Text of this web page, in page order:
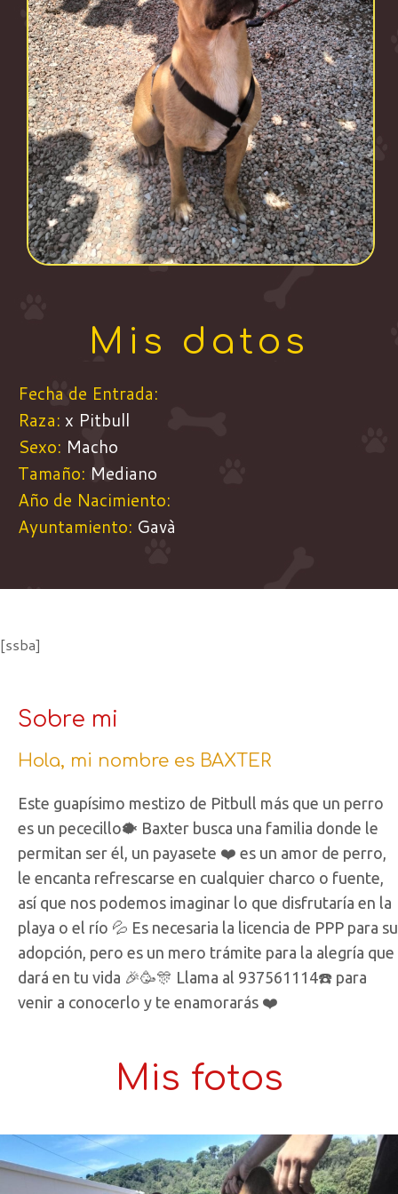
Mis datos
Fecha de Entrada:
Raza: x Pitbull
Sexo: Macho
Tamaño: Mediano
Año de Nacimiento:
Ayuntamiento: Gavà
[ssba]
Sobre mi
Hola, mi nombre es BAXTER
Este guapísimo mestizo de Pitbull más que un perro
es un pececillo🐡 Baxter busca una familia donde le
permitan ser él, un payasete ❤️ es un amor de perro,
le encanta refrescarse en cualquier charco o fuente,
así que nos podemos imaginar lo que disfrutaría en la
playa o el río 💦 Es necesaria la licencia de PPP para su
adopción, pero es un mero trámite para la alegría que
dará en tu vida 🎉🥳🎊 Llama al 937561114☎️ para
venir a conocerlo y te enamorarás ❤️
Mis fotos